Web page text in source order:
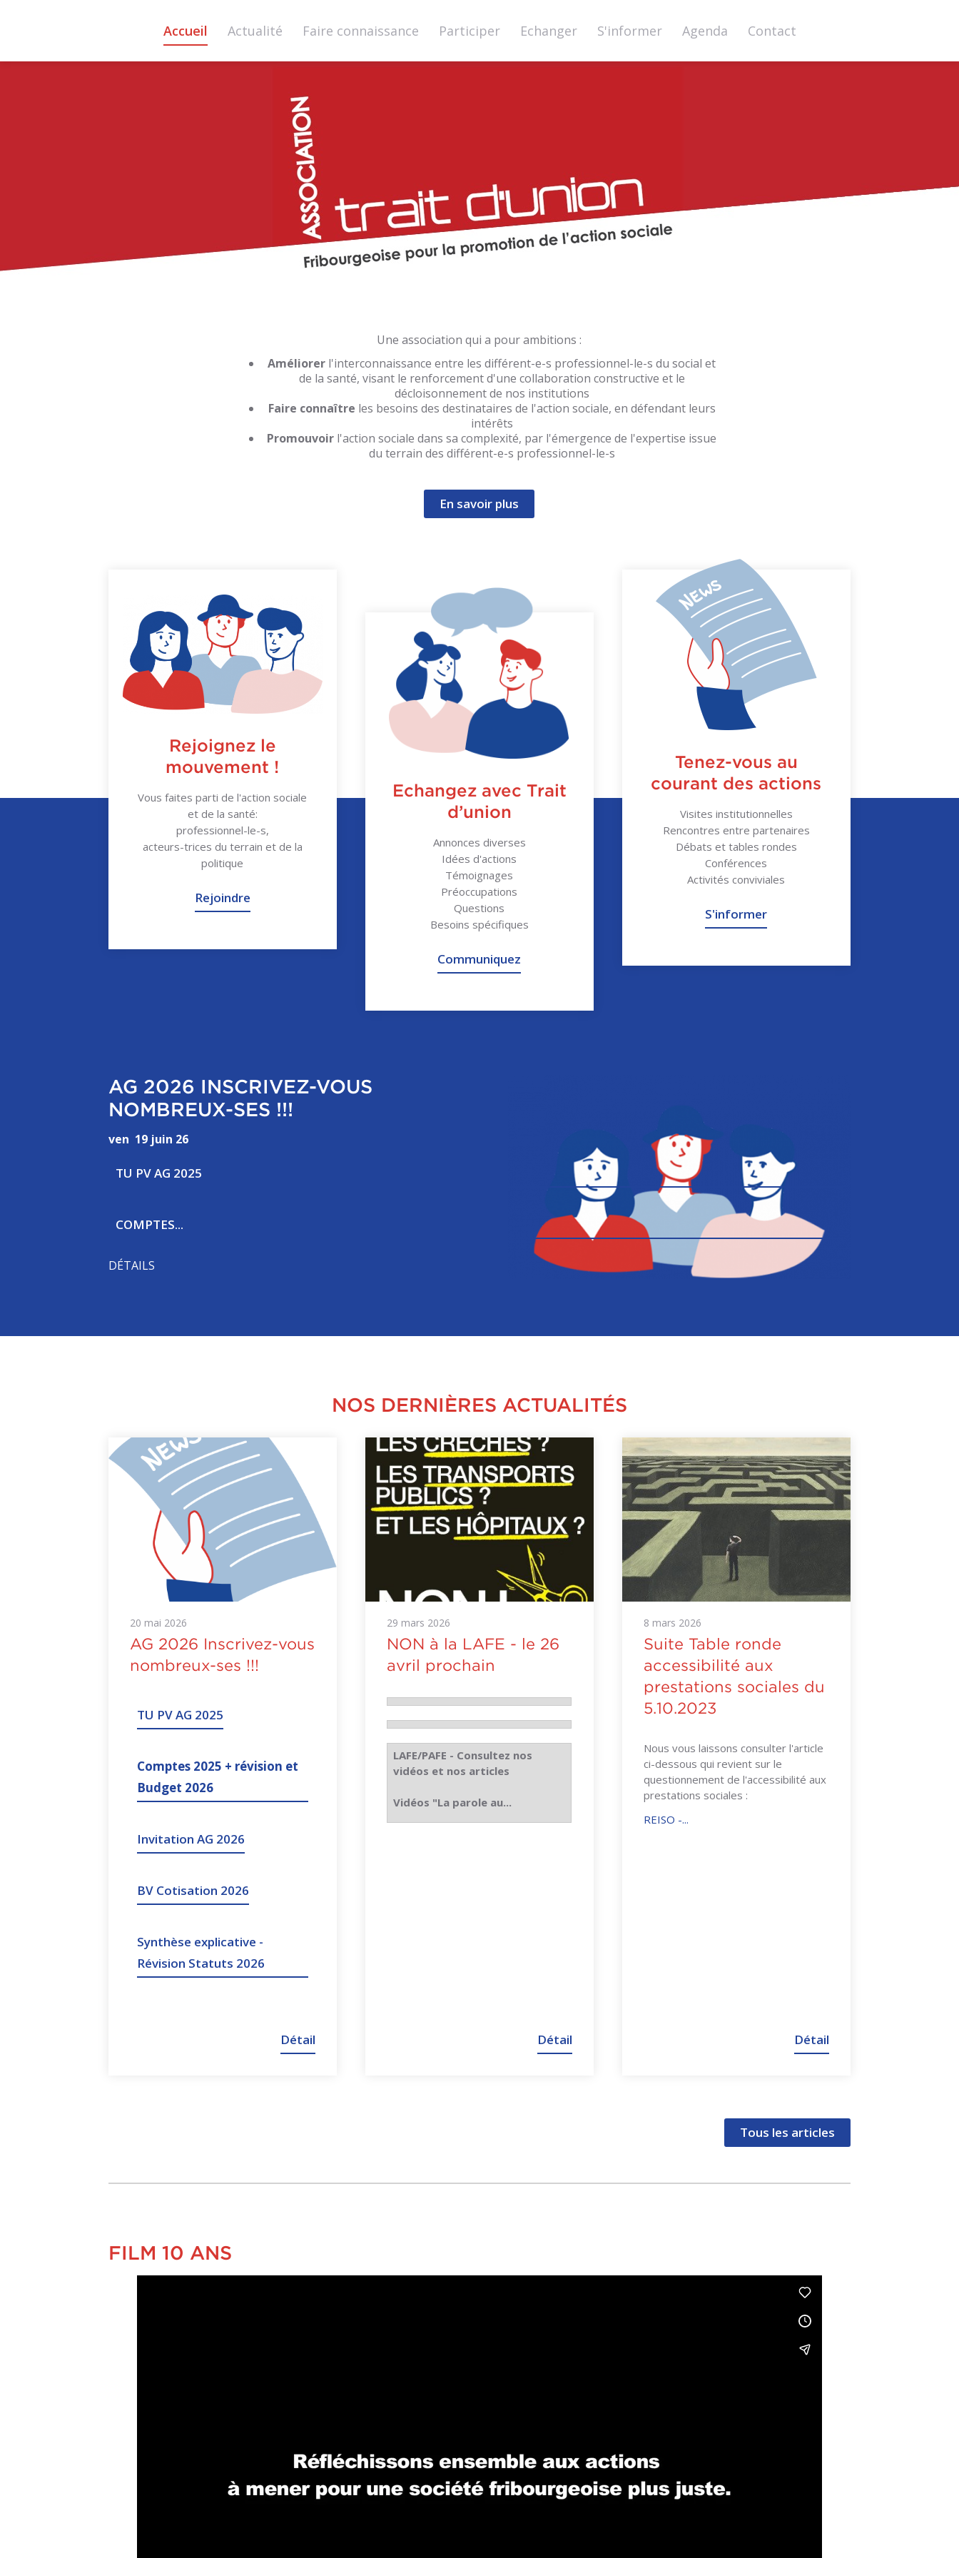
Accueil Actualité Faire connaissance Participer Echanger S'informer Agenda Contact
Une association qui a pour ambitions :
Améliorer l'interconnaissance entre les différent-e-s professionnel-le-s du social et
de la santé, visant le renforcement d'une collaboration constructive et le
décloisonnement de nos institutions
Faire connaître les besoins des destinataires de l'action sociale, en défendant leurs
intérêts
Promouvoir l'action sociale dans sa complexité, par l'émergence de l'expertise issue
du terrain des différent-e-s professionnel-le-s
En savoir plus
Rejoignez le
mouvement !
Vous faites parti de l'action sociale
et de la santé:
professionnel-le-s,
acteurs-trices du terrain et de la
politique
Rejoindre
Echangez avec Trait
d’union
Annonces diverses
Idées d'actions
Témoignages
Préoccupations
Questions
Besoins spécifiques
Communiquez
Tenez-vous au
courant des actions
Visites institutionnelles
Rencontres entre partenaires
Débats et tables rondes
Conférences
Activités conviviales
S'informer
AG 2026 INSCRIVEZ-VOUS
NOMBREUX-SES !!!
ven 19 juin 26
TU PV AG 2025
COMPTES...
DÉTAILS
NOS DERNIÈRES ACTUALITÉS
20 mai 2026
AG 2026 Inscrivez-vous
nombreux-ses !!!
TU PV AG 2025
Comptes 2025 + révision et
Budget 2026
Invitation AG 2026
BV Cotisation 2026
Synthèse explicative -
Révision Statuts 2026
Détail
29 mars 2026
NON à la LAFE - le 26
avril prochain
LAFE/PAFE - Consultez nos
vidéos et nos articles
Vidéos "La parole au...
Détail
8 mars 2026
Suite Table ronde
accessibilité aux
prestations sociales du
5.10.2023
Nous vous laissons consulter l'article
ci-dessous qui revient sur le
questionnement de l'accessibilité aux
prestations sociales :
REISO -...
Détail
Tous les articles
FILM 10 ANS